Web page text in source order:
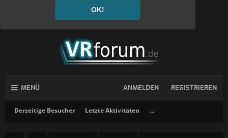
OK!
MENÜ
Derzeitige Besucher Letzte Aktivitäten ...
ANMELDEN REGISTRIEREN